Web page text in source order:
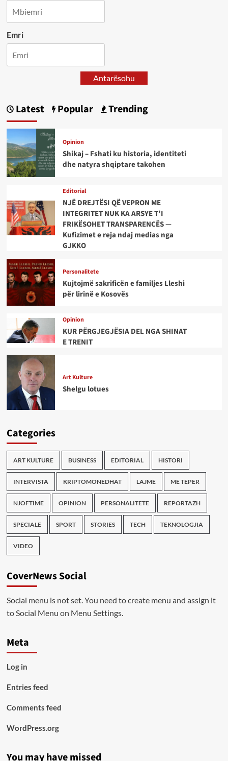
Emri
Antarësohu
Latest Popular Trending
Opinion
Shikaj – Fshati ku historia, identiteti
dhe natyra shqiptare takohen
Editorial
NJË DREJTËSI QË VEPRON ME
INTEGRITET NUK KA ARSYE T’I
FRIKËSOHET TRANSPARENCËS —
Kufizimet e reja ndaj medias nga
GJKKO
Personalitete
Kujtojmë sakrificën e familjes Lleshi
për lirinë e Kosovës
Opinion
KUR PËRGJEGJËSIA DEL NGA SHINAT
E TRENIT
Art Kulture
Shelgu lotues
Categories
ART KULTURE BUSINESS EDITORIAL HISTORI
INTERVISTA KRIPTOMONEDHAT LAJME ME TEPER
NJOFTIME OPINION PERSONALITETE REPORTAZH
SPECIALE SPORT STORIES TECH TEKNOLOGJIA
VIDEO
CoverNews Social
Social menu is not set. You need to create menu and assign it
to Social Menu on Menu Settings.
Meta
Log in
Entries feed
Comments feed
WordPress.org
You may have missed